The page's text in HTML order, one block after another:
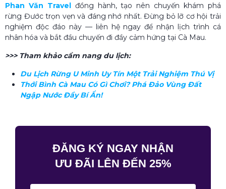
Phan Văn Travelđồng hành, tạo nên chuyến khám phá
rừng Đước trọn vẹn và đáng nhớ nhất. Đừng bỏ lỡ cơ hội trải
nghiệm độc đáo này — liên hệ ngay để nhận lịch trình cá
nhân hóa và bắt đầu chuyến đi đầy cảm hứng tại Cà Mau.
>>> Tham khảo cẩm nang du lịch:
Du Lịch Rừng U Minh Uy Tín Một Trải Nghiệm Thú Vị
Thới Bình Cà Mau Có Gì Chơi? Phá Đảo Vùng Đất
Ngập Nước Đầy Bí Ẩn!
ĐĂNG KÝ NGAY NHẬN
ƯU ĐÃI LÊN ĐẾN 25%